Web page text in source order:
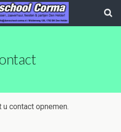
contact opnemen.